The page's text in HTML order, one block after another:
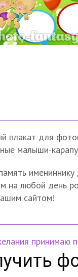
плакат для
малыши-
любой день
сайтом!
принимаю